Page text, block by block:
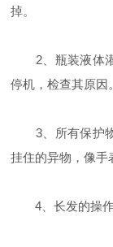
掉。
2、瓶装液体灌
停机，检查其原因。
3、所有保护物
挂住的异物，像手
4、长发的操作